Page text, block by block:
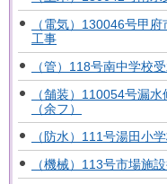
（電気）130046号甲
工事
（管）118号南中学校
（舗装）110054号漏
（余フ）
（防水）111号湯田小
（機械）113号市場施